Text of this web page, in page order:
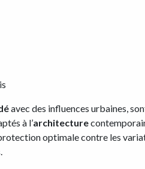
avec des influences urbaines,
à l’architecture
optimale contre les